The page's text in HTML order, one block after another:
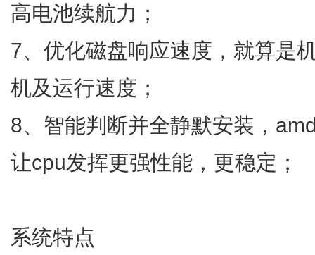
高电池续航力；
7、优化磁盘响应速度，就算是
机及运行速度；
8、智能判断并全静默安装，
让cpu发挥更强性能，更稳定；
系统特点